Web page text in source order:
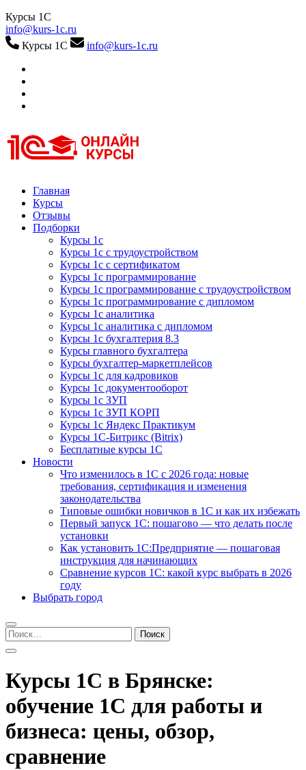
Курсы 1С
info@kurs-1c.ru
Курсы 1С
info@kurs-1c.ru
Курсы 1С
Курсы 1С официальная сертификация
Главная
Курсы
Отзывы
Подборки
Курсы 1с
Курсы 1с с трудоустройством
Курсы 1с с сертификатом
Курсы 1с программирование
Курсы 1с программирование с трудоустройством
Курсы 1с программирование с дипломом
Курсы 1с аналитика
Курсы 1с аналитика с дипломом
Курсы 1с бухгалтерия 8.3
Курсы главного бухгалтера
Курсы бухгалтер-маркетплейсов
Курсы 1с для кадровиков
Курсы 1с документооборот
Курсы 1с ЗУП
Курсы 1с ЗУП КОРП
Курсы 1с Яндекс Практикум
Курсы 1С-Битрикс (Bitrix)
Бесплатные курсы 1С
Новости
Что изменилось в 1С с 2026 года: новые
требования, сертификация и изменения
законодательства
Типовые ошибки новичков в 1С и как их избежать
Первый запуск 1С: пошагово — что делать после
установки
Как установить 1С:Предприятие — пошаговая
инструкция для начинающих
Сравнение курсов 1С: какой курс выбрать в 2026
году
Выбрать город
Найти:
Курсы 1С в Брянске:
обучение 1С для работы и
бизнеса: цены, обзор,
сравнение